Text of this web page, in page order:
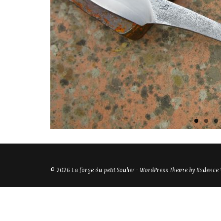
© 2026 La forge du petit Soulier - WordPress Theme by Kadence